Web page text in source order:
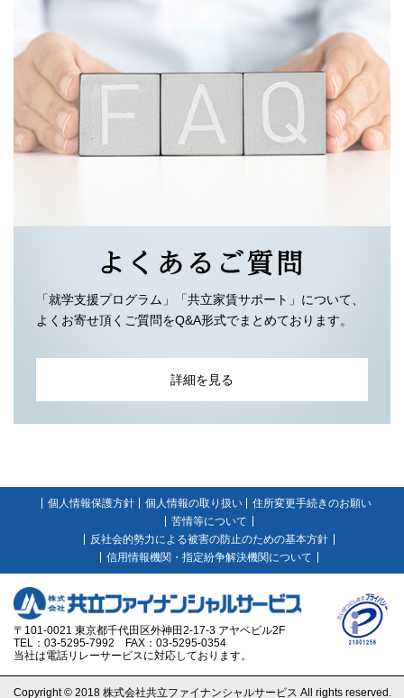
「就学支援プログラム」「共立家賃サポート」について、
よくお寄せ頂くご質問をQ&A形式でまとめております。
詳細を見る
個人情報保護方針 個人情報の取り扱い
住所変更手続きのお願い
苦情等について
反社会的勢力による被害の防止のための基本方針
信用情報機関・指定紛争解決機関について
〒101-0021 東京都千代田区外神田2-17-3 アヤベビル2F
TEL：03-5295-7992 FAX：03-5295-0354
当社は電話リレーサービスに対応しております。
Copyright © 2018 株式会社共立ファイナンシャルサービス All rights reserved.